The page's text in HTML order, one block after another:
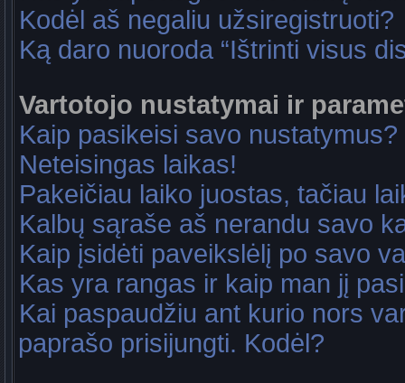
Kodėl aš negaliu užsiregistruoti?
Ką daro nuoroda “Ištrinti visus
Vartotojo nustatymai ir
Kaip pasikeisi savo nustatymus?
Neteisingas laikas!
Pakeičiau laiko juostas, tačiau
Kalbų sąraše aš nerandu savo
Kaip įsidėti paveikslėlį po savo
Kas yra rangas ir kaip man jį
Kai paspaudžiu ant kurio nors
paprašo prisijungti. Kodėl?